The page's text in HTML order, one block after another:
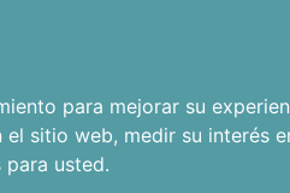
para mejorar su
el sitio web, medir su interés
para usted.